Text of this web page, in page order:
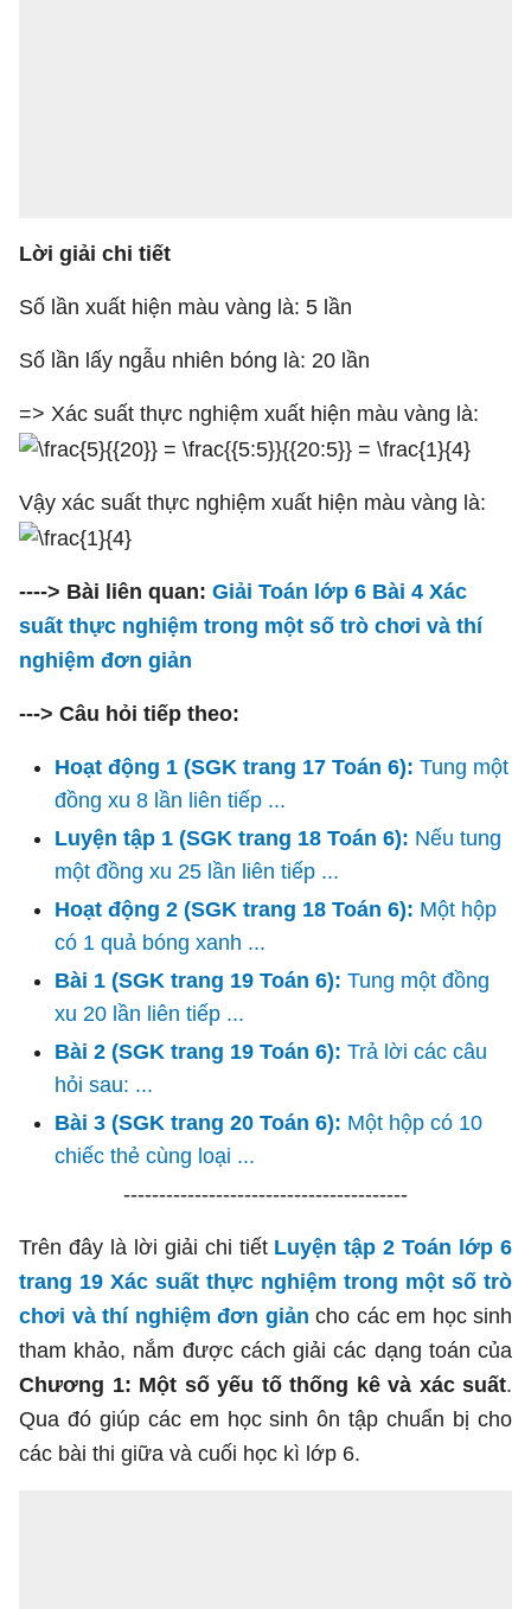
Lời giải chi tiết
Số lần xuất hiện màu vàng là: 5 lần
Số lần lấy ngẫu nhiên bóng là: 20 lần
=> Xác suất thực nghiệm xuất hiện màu vàng là:
Vậy xác suất thực nghiệm xuất hiện màu vàng là:
----> Bài liên quan: Giải Toán lớp 6 Bài 4 Xác
suất thực nghiệm trong một số trò chơi và thí
nghiệm đơn giản
---> Câu hỏi tiếp theo:
Hoạt động 1 (SGK trang 17 Toán 6): Tung một
đồng xu 8 lần liên tiếp ...
Luyện tập 1 (SGK trang 18 Toán 6): Nếu tung
một đồng xu 25 lần liên tiếp ...
Hoạt động 2 (SGK trang 18 Toán 6): Một hộp
có 1 quả bóng xanh ...
Bài 1 (SGK trang 19 Toán 6): Tung một đồng
xu 20 lần liên tiếp ...
Bài 2 (SGK trang 19 Toán 6): Trả lời các câu
hỏi sau: ...
Bài 3 (SGK trang 20 Toán 6): Một hộp có 10
chiếc thẻ cùng loại ...
----------------------------------------
Trên đây là lời giải chi tiết Luyện tập 2 Toán lớp 6
trang 19 Xác suất thực nghiệm trong một số trò
chơi và thí nghiệm đơn giản cho các em học sinh
tham khảo, nắm được cách giải các dạng toán của
Chương 1: Một số yếu tố thống kê và xác suất.
Qua đó giúp các em học sinh ôn tập chuẩn bị cho
các bài thi giữa và cuối học kì lớp 6.